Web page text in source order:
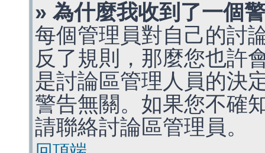
» 為什麼我收到了一個
每個管理員對自己的討
反了規則，那麼您也許
是討論區管理人員的決
警告無關。如果您不確
請聯絡討論區管理員。